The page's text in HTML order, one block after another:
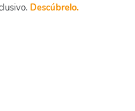
Descúbrelo.